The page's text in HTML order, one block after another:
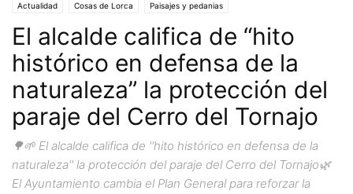
Actualidad Cosas de Lorca Paisajes y pedanias
El alcalde califica de “hito
histórico en defensa de la
naturaleza” la protección del
paraje del Cerro del Tornajo
🌳🌱 El alcalde califica de ''hito histórico en defensa de la
naturaleza'' la protección del paraje del Cerro del Tornajo🌿
El Ayuntamiento cambia el Plan General para reforzar la